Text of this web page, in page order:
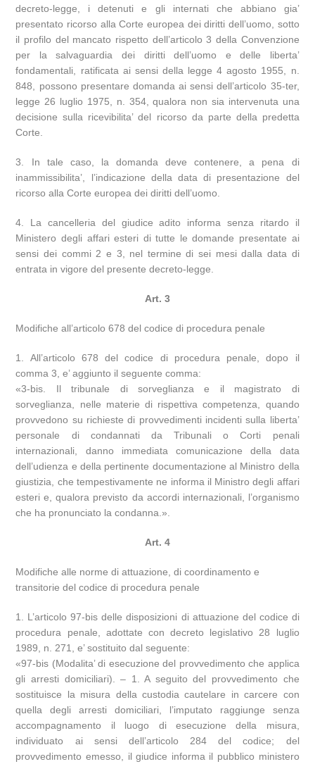
decreto-legge, i detenuti e gli internati che abbiano gia’
presentato ricorso alla Corte europea dei diritti dell’uomo, sotto
il profilo del mancato rispetto dell’articolo 3 della Convenzione
per la salvaguardia dei diritti dell’uomo e delle liberta’
fondamentali, ratificata ai sensi della legge 4 agosto 1955, n.
848, possono presentare domanda ai sensi dell’articolo 35-ter,
legge 26 luglio 1975, n. 354, qualora non sia intervenuta una
decisione sulla ricevibilita’ del ricorso da parte della predetta
Corte.
3. In tale caso, la domanda deve contenere, a pena di
inammissibilita’, l’indicazione della data di presentazione del
ricorso alla Corte europea dei diritti dell’uomo.
4. La cancelleria del giudice adito informa senza ritardo il
Ministero degli affari esteri di tutte le domande presentate ai
sensi dei commi 2 e 3, nel termine di sei mesi dalla data di
entrata in vigore del presente decreto-legge.
Art. 3
Modifiche all’articolo 678 del codice di procedura penale
1. All’articolo 678 del codice di procedura penale, dopo il
comma 3, e’ aggiunto il seguente comma:
«3-bis. Il tribunale di sorveglianza e il magistrato di
sorveglianza, nelle materie di rispettiva competenza, quando
provvedono su richieste di provvedimenti incidenti sulla liberta’
personale di condannati da Tribunali o Corti penali
internazionali, danno immediata comunicazione della data
dell’udienza e della pertinente documentazione al Ministro della
giustizia, che tempestivamente ne informa il Ministro degli affari
esteri e, qualora previsto da accordi internazionali, l’organismo
che ha pronunciato la condanna.».
Art. 4
Modifiche alle norme di attuazione, di coordinamento e
transitorie del codice di procedura penale
1. L’articolo 97-bis delle disposizioni di attuazione del codice di
procedura penale, adottate con decreto legislativo 28 luglio
1989, n. 271, e’ sostituito dal seguente:
«97-bis (Modalita’ di esecuzione del provvedimento che applica
gli arresti domiciliari). – 1. A seguito del provvedimento che
sostituisce la misura della custodia cautelare in carcere con
quella degli arresti domiciliari, l’imputato raggiunge senza
accompagnamento il luogo di esecuzione della misura,
individuato ai sensi dell’articolo 284 del codice; del
provvedimento emesso, il giudice informa il pubblico ministero